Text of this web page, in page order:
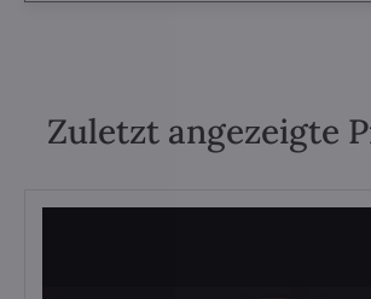
Zuletzt angezeigte